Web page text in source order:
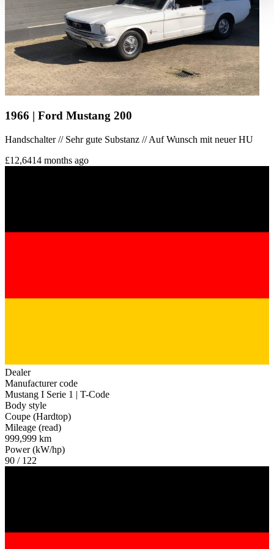
haben oder die sie im Rahmen Ihrer Nutzung der Dienste
gesammelt haben.Datenschutzerklärung
1966 | Ford Mustang 200
Handschalter // Sehr gute Substanz // Auf Wunsch mit neuer HU
£12,6414 months ago
Dealer
Manufacturer code
Mustang I Serie 1 | T-Code
Body style
Coupe (Hardtop)
Mileage (read)
999,999 km
Power (kW/hp)
90 / 122